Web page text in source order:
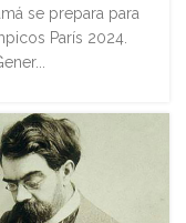
se prepara para
París 2024.